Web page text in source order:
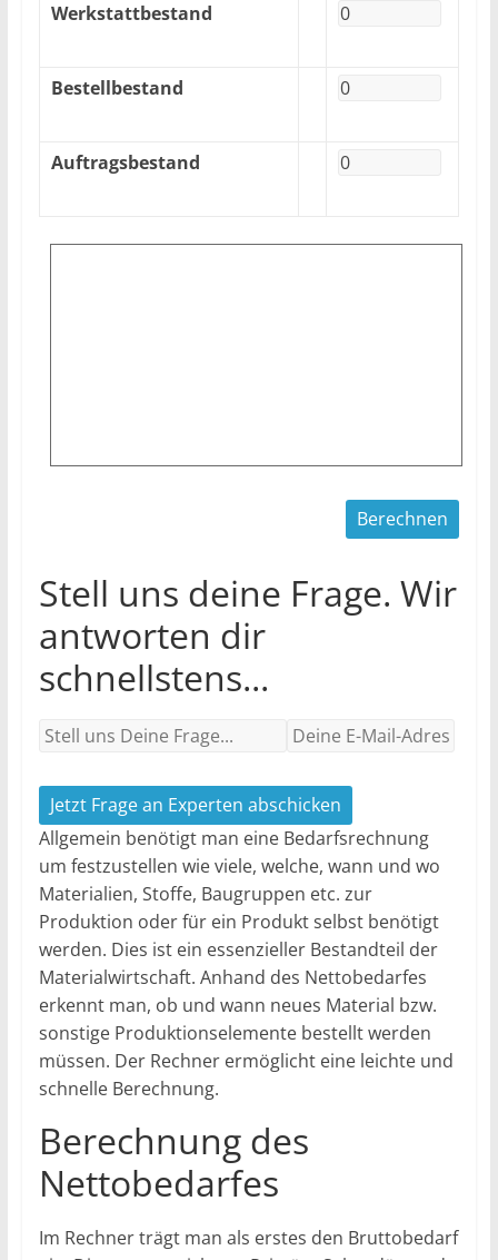
Werkstattbestand
Bestellbestand
Auftragsbestand
Stell uns deine Frage. Wir
antworten dir
schnellstens...
Jetzt Frage an Experten abschicken
Allgemein benötigt man eine Bedarfsrechnung
um festzustellen wie viele, welche, wann und wo
Materialien, Stoffe, Baugruppen etc. zur
Produktion oder für ein Produkt selbst benötigt
werden. Dies ist ein essenzieller Bestandteil der
Materialwirtschaft. Anhand des Nettobedarfes
erkennt man, ob und wann neues Material bzw.
sonstige Produktionselemente bestellt werden
müssen. Der Rechner ermöglicht eine leichte und
schnelle Berechnung.
Berechnung des
Nettobedarfes
Im Rechner trägt man als erstes den Bruttobedarf